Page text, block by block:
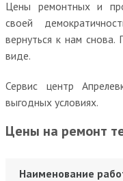
Цены ремонтных и
своей
вернуться к нам
виде.
Сервис центр
выгодных условиях.
Цены на ремонт
Наименование